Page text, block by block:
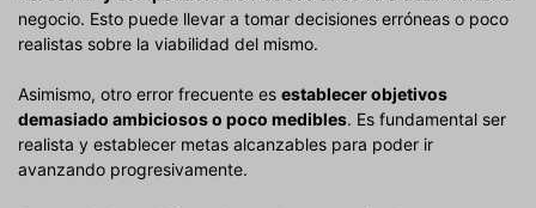
negocio. Esto puede llevar a tomar decisiones erróneas o poco
realistas sobre la viabilidad del mismo.
Asimismo, otro error frecuente es establecer objetivos
demasiado ambiciosos o poco medibles. Es fundamental ser
realista y establecer metas alcanzables para poder ir
avanzando progresivamente.